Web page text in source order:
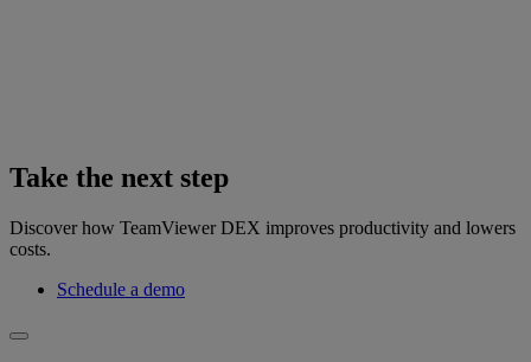
Take the next step
Discover how TeamViewer DEX improves productivity and lowers
costs.
Schedule a demo